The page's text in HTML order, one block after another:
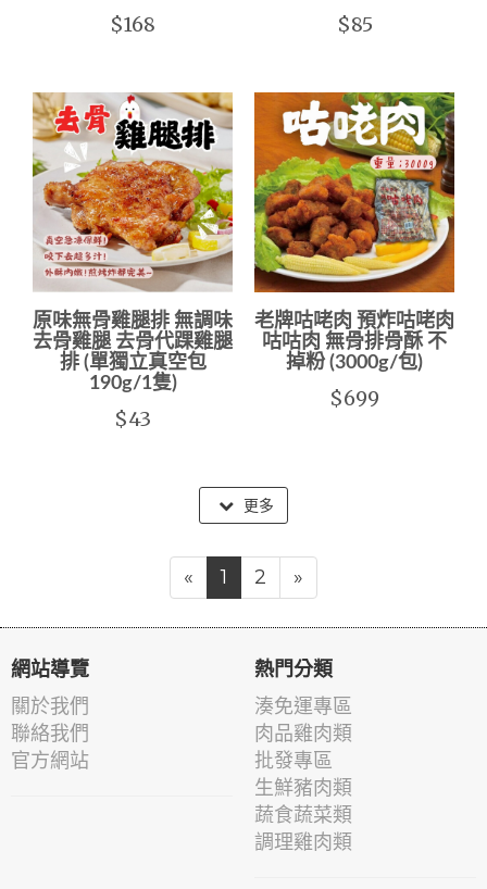
$168 $85
原味無骨雞腿排 無調味
去骨雞腿 去骨代踝雞腿
排 (單獨立真空包
190g/1隻)
$43
老牌咕咾肉 預炸咕咾肉
咕咕肉 無骨排骨酥 不
掉粉 (3000g/包)
$699
更多
« 1 2 »
網站導覽
關於我們
聯絡我們
官方網站
熱門分類
湊免運專區
肉品雞肉類
批發專區
生鮮豬肉類
蔬食蔬菜類
調理雞肉類